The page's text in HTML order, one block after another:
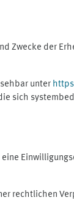
Zwecke der
unter
sich
rechtlichen